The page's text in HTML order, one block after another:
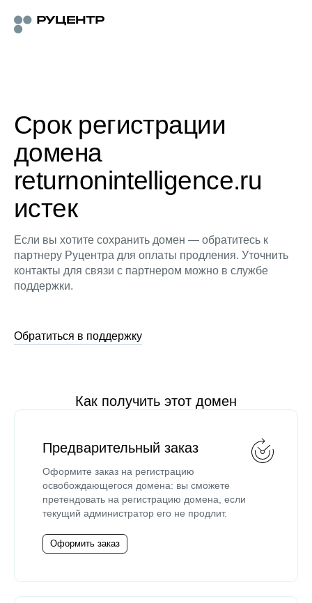
Срок регистрации
домена
returnonintelligence.ru
истек
Если вы хотите сохранить домен — обратитесь к
партнеру Руцентра для оплаты продления. Уточнить
контакты для связи с партнером можно в службе
поддержки.
Обратиться в поддержку
Как получить этот домен
Предварительный заказ
Оформите заказ на регистрацию
освобождающегося домена: вы сможете
претендовать на регистрацию домена, если
текущий администратор его не продлит.
Оформить заказ